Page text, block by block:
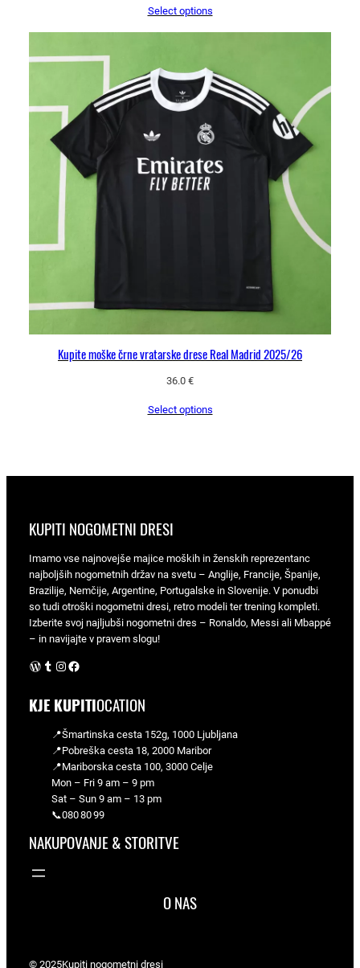
Select options
Kupite moške črne vratarske drese Real Madrid 2025/26
36.0 €
Select options
KUPITI NOGOMETNI DRESI
Imamo vse najnovejše majice moških in ženskih reprezentanc
najboljših nogometnih držav na svetu – Anglije, Francije, Španije,
Brazilije, Nemčije, Argentine, Portugalske in Slovenije. V ponudbi
so tudi otroški nogometni dresi, retro modeli ter trening kompleti.
Izberite svoj najljubši nogometni dres – Ronaldo, Messi ali Mbappé
– in navijajte v pravem slogu!
WordPress Instagram Facebook
KJE KUPITIOCATION
📍Šmartinska cesta 152g, 1000 Ljubljana
📍Pobreška cesta 18, 2000 Maribor
📍Mariborska cesta 100, 3000 Celje
Mon – Fri 9 am – 9 pm
Sat – Sun 9 am – 13 pm
📞080 80 99
NAKUPOVANJE & STORITVE
O NAS
© 2025Kupiti nogometni dresi